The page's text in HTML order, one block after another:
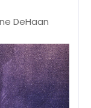
DeHaan